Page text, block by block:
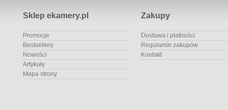
Sklep ekamery.pl
Promocje
Bestsellery
Nowości
Artykuły
Mapa strony
Zakupy
Dostawa i płatności
Regulamin zakupów
Kontakt